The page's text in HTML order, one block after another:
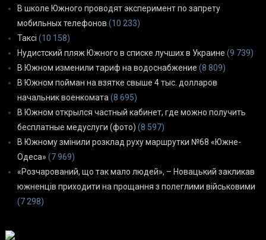
В школе Южного проводят эксперимент по запрету
мобильных телефонов (10 233)
Таксі (10 158)
Нудистский пляж Южного в списке лучших в Украине (9 739)
В Южном изменили тариф на водоснабжение (8 809)
В Южном пойман на взятке свыше 4 тыс. долларов
начальник военкомата(8 695)
В Южном открылся частный кабинет, где можно получить
бесплатные медуслуги (фото) (8 597)
В Южному змінили розклад руху маршрутки №68 «Южне-
Одеса» (7 969)
«Розчарований, що так мало людей», – Новацький закликав
южненців приходити на прощання з полеглими військовими
(7 298)